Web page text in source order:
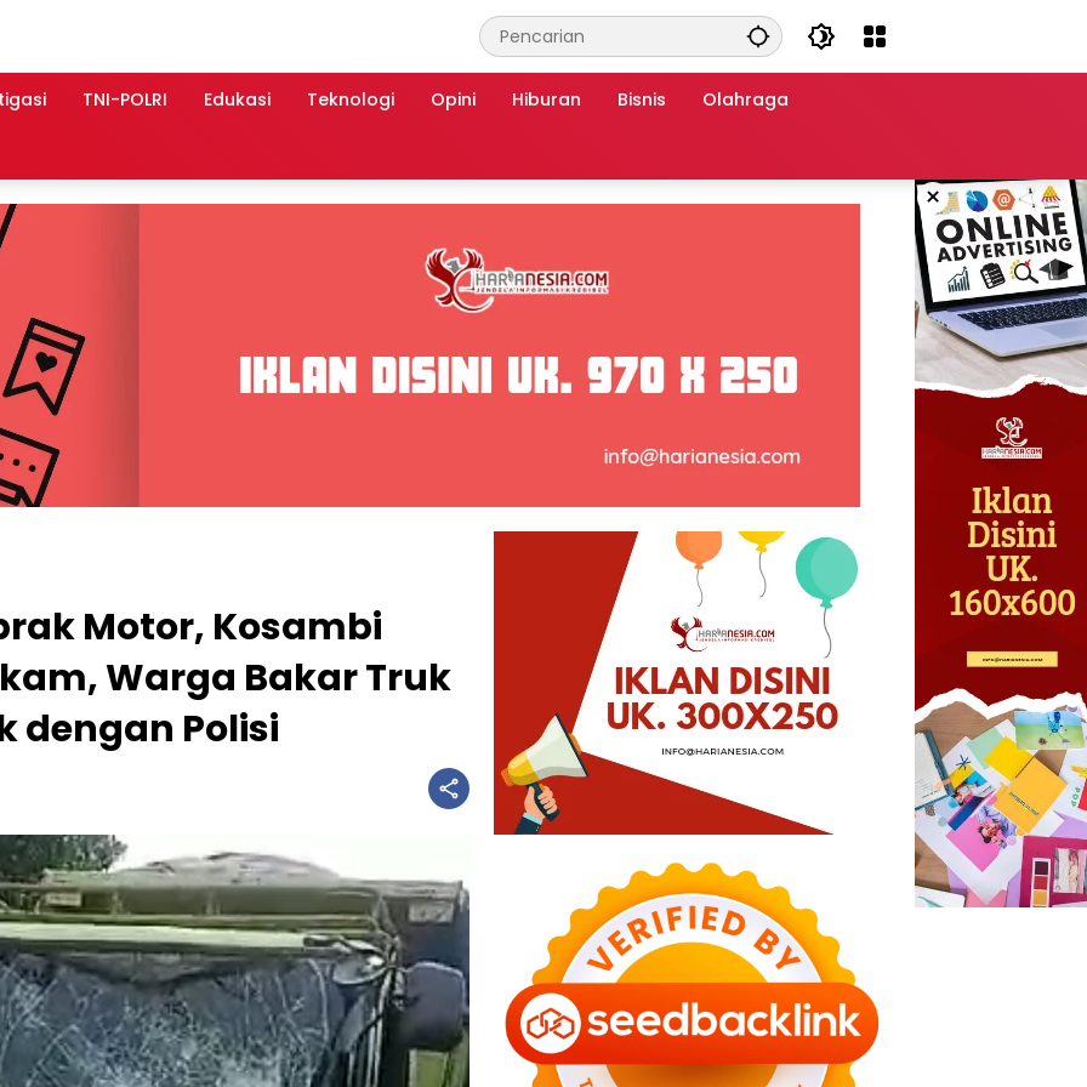
TNI-POLRI Edukasi Teknologi Opini Hiburan Bisnis Olahraga
×
Motor, Kosambi
Warga Bakar Truk
dengan Polisi